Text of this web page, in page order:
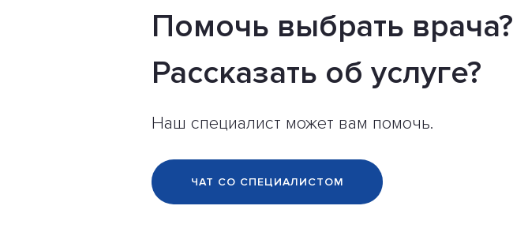
Помочь выбрать врача?
Рассказать об услуге?
Наш специалист может вам помочь.
ЧАТ СО СПЕЦИАЛИСТОМ